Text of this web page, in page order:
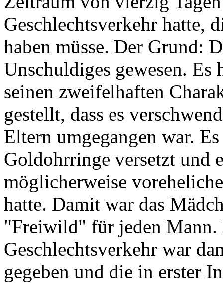
Geschlechtsverkehr hatte,
haben müsse. Der Grund:
Unschuldiges gewesen. Es
seinen zweifelhaften
gestellt, dass es
Eltern umgegangen war.
Goldohrringe versetzt und
möglicherweise
hatte. Damit war das
"Freiwild" für jeden Mann.
Geschlechtsverkehr war
gegeben und die in erster